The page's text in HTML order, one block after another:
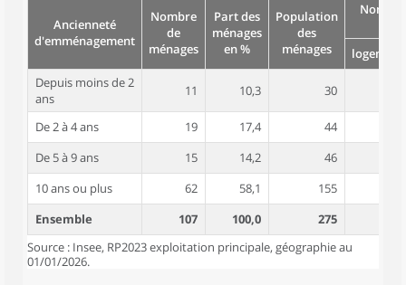
Ancienneté
d'emménagement
Nombre
de
ménages
Part des
ménages
en %
Population
des
ménages
logement
Depuis moins de 2
ans
11 10,3 30
De 2 à 4 ans 19 17,4 44
De 5 à 9 ans
15 14,2 46
10 ans ou plus
62 58,1 155
Ensemble
107 100,0 275
Source : Insee, RP2023 exploitation principale, géographie au
01/01/2026.